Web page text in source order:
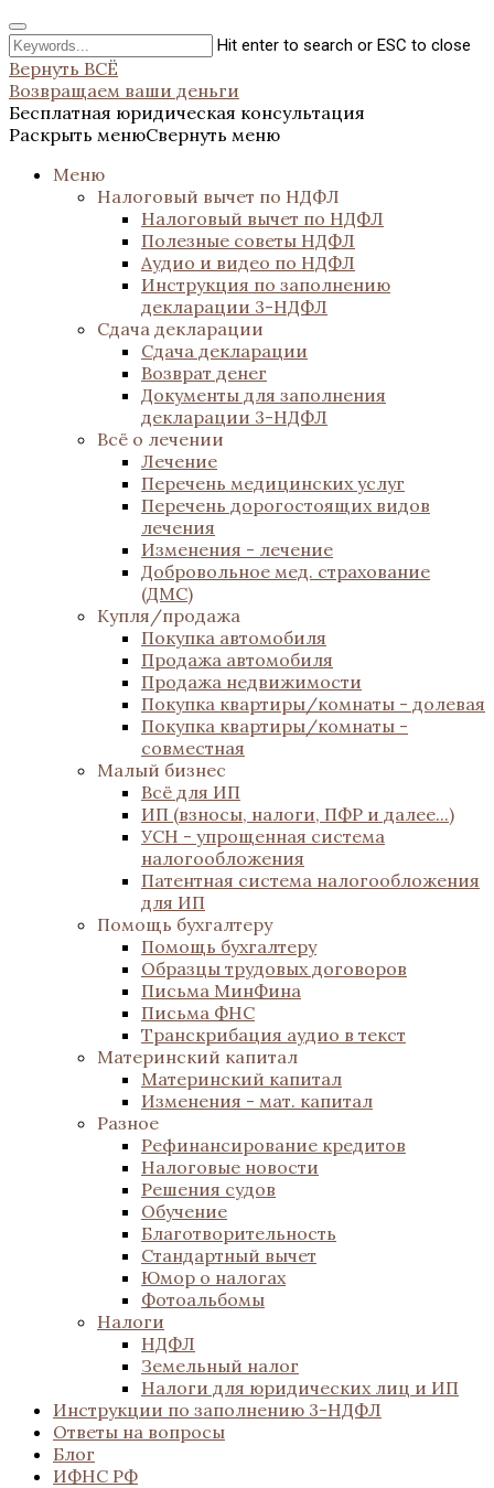
Hit enter to search or ESC to close
Вернуть ВСЁ
Возвращаем ваши деньги
Бесплатная юридическая консультация
Раскрыть менюСвернуть меню
Меню
Налоговый вычет по НДФЛ
Налоговый вычет по НДФЛ
Полезные советы НДФЛ
Аудио и видео по НДФЛ
Инструкция по заполнению
декларации 3-НДФЛ
Сдача декларации
Сдача декларации
Возврат денег
Документы для заполнения
декларации 3-НДФЛ
Всё о лечении
Лечение
Перечень медицинских услуг
Перечень дорогостоящих видов
лечения
Изменения - лечение
Добровольное мед. страхование
(ДМС)
Купля/продажа
Покупка автомобиля
Продажа автомобиля
Продажа недвижимости
Покупка квартиры/комнаты - долевая
Покупка квартиры/комнаты -
совместная
Малый бизнес
Всё для ИП
ИП (взносы, налоги, ПФР и далее...)
УСН - упрощенная система
налогообложения
Патентная система налогообложения
для ИП
Помощь бухгалтеру
Помощь бухгалтеру
Образцы трудовых договоров
Письма МинФина
Письма ФНС
Транскрибация аудио в текст
Материнский капитал
Материнский капитал
Изменения - мат. капитал
Разное
Рефинансирование кредитов
Налоговые новости
Решения судов
Обучение
Благотворительность
Стандартный вычет
Юмор о налогах
Фотоальбомы
Налоги
НДФЛ
Земельный налог
Налоги для юридических лиц и ИП
Инструкции по заполнению 3-НДФЛ
Ответы на вопросы
Блог
ИФНС РФ